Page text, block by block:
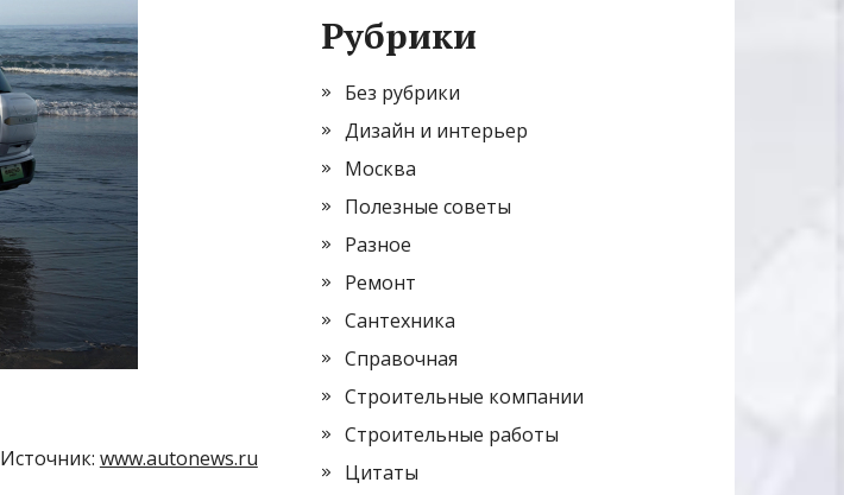
Источник: www.autonews.ru
Рубрики
Без рубрики
Дизайн и интерьер
Москва
Полезные советы
Разное
Ремонт
Сантехника
Справочная
Строительные компании
Строительные работы
Цитаты